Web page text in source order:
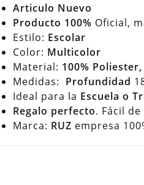
Articulo Nuevo
Producto 100% Oficial,
Estilo: Escolar
Color: Multicolor
Material: 100% Poliester,
Medidas: Profundidad
Ideal para la Escuela o
Regalo perfecto. Fácil
Marca: RUZ empresa